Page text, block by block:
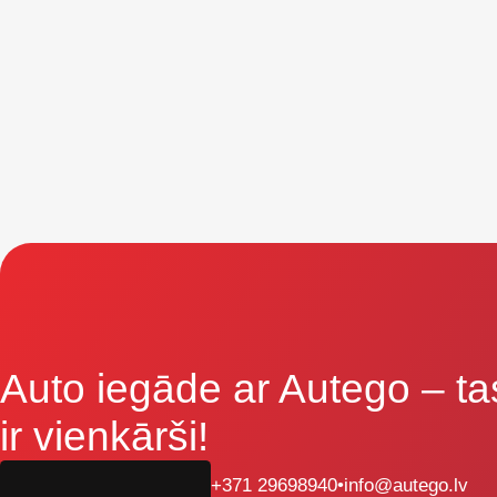
Auto iegāde ar Autego –
ir vienkārši!
+371 29698940•info@autego.lv